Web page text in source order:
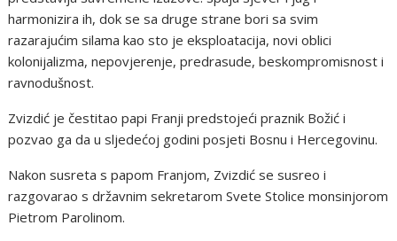
harmonizira ih, dok se sa druge strane bori sa svim
razarajućim silama kao sto je eksploatacija, novi oblici
kolonijalizma, nepovjerenje, predrasude, beskompromisnost i
ravnodušnost.
Zvizdić je čestitao papi Franji predstojeći praznik Božić i
pozvao ga da u sljedećoj godini posjeti Bosnu i Hercegovinu.
Nakon susreta s papom Franjom, Zvizdić se susreo i
razgovarao s državnim sekretarom Svete Stolice monsinjorom
Pietrom Parolinom.